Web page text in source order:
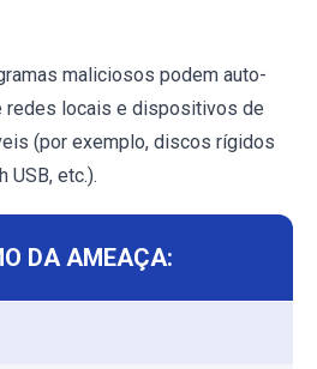
maliciosos podem auto-
redes locais e dispositivos de
(por exemplo, discos rígidos
USB, etc.).
DA AMEAÇA: